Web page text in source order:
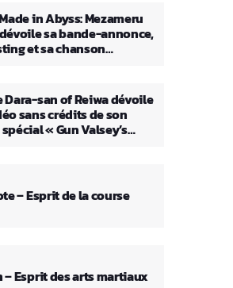
in Abyss: Mezameru
sa bande-annonce,
et sa chanson
Dara-san of Reiwa dévoile
sans crédits de son
« Gun Valsey’s
– Esprit de la course
– Esprit des arts martiaux